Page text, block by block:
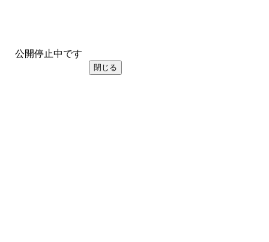
公開停止中です